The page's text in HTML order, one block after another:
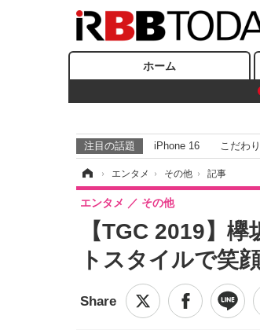
ホーム
注目の話題 iPhone 16 こだわ
› エンタメ › その他 › 記事
【TGC 2019】
トスタイルで笑
エンタメ その他